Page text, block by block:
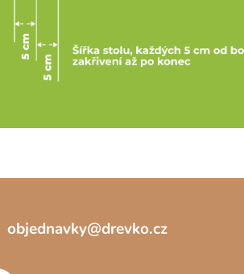
objednavky@drevko.cz